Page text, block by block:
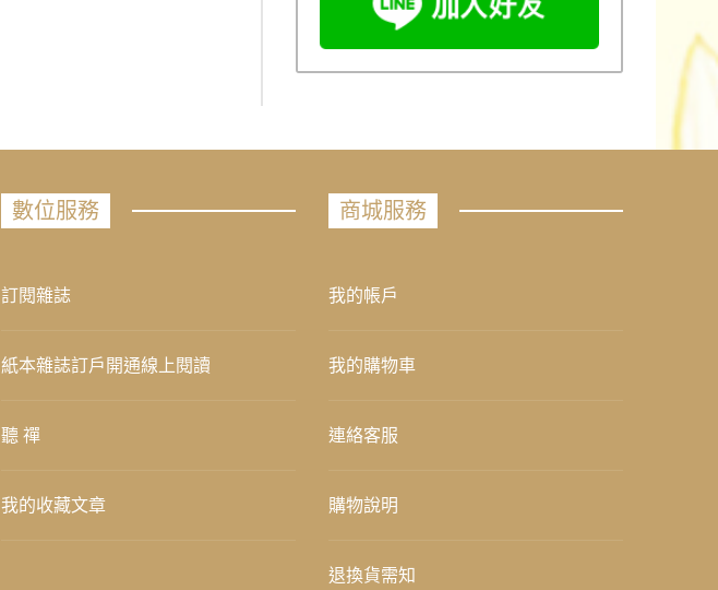
數位服務
訂閱雜誌
紙本雜誌訂戶開通線上閱讀
聽 禪
我的收藏文章
商城服務
我的帳戶
我的購物車
連絡客服
購物說明
退換貨需知